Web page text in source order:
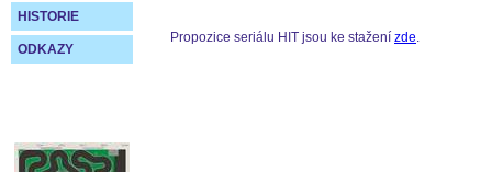
HISTORIE
ODKAZY
Propozice seriálu HIT jsou ke stažení zde.